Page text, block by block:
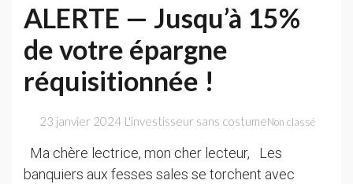
Breton
chez
Bank
of
ALERTE — Jusqu’à 15%
de votre épargne
réquisitionnée !
23 janvier 2024 L'investisseur sans costumeNon classé
Ma chère lectrice, mon cher lecteur, Les
banquiers aux fesses sales se torchent avec